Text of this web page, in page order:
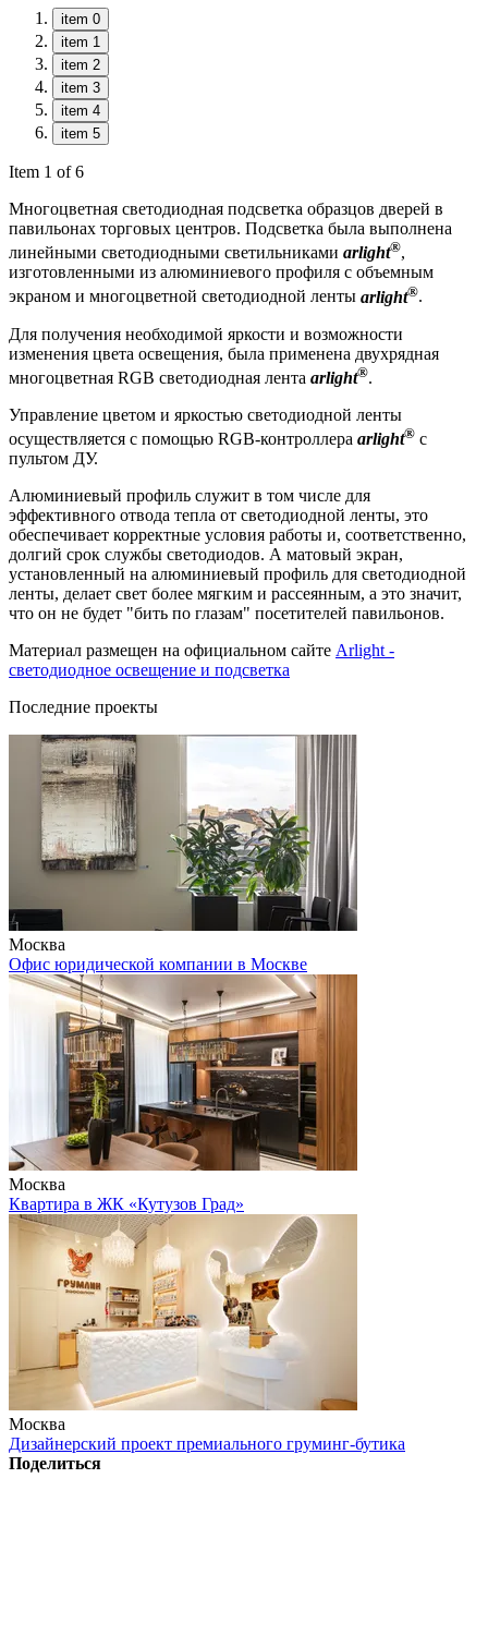
item 0
item 1
item 2
item 3
item 4
item 5
Item 1 of 6
Многоцветная светодиодная подсветка образцов дверей в
павильонах торговых центров. Подсветка была выполнена
линейными светодиодными светильниками arlight®,
изготовленными из алюминиевого профиля с объемным
экраном и многоцветной светодиодной ленты arlight®.
Для получения необходимой яркости и возможности
изменения цвета освещения, была применена двухрядная
многоцветная RGB светодиодная лента arlight®.
Управление цветом и яркостью светодиодной ленты
осуществляется с помощью RGB-контроллера arlight® с
пультом ДУ.
Алюминиевый профиль служит в том числе для
эффективного отвода тепла от светодиодной ленты, это
обеспечивает корректные условия работы и, соответственно,
долгий срок службы светодиодов. А матовый экран,
установленный на алюминиевый профиль для светодиодной
ленты, делает свет более мягким и рассеянным, а это значит,
что он не будет "бить по глазам" посетителей павильонов.
Материал размещен на официальном сайте Arlight -
светодиодное освещение и подсветка
Последние проекты
Москва
Офис юридической компании в Москве
Москва
Квартира в ЖК «Кутузов Град»
Москва
Дизайнерский проект премиального груминг-бутика
Поделиться